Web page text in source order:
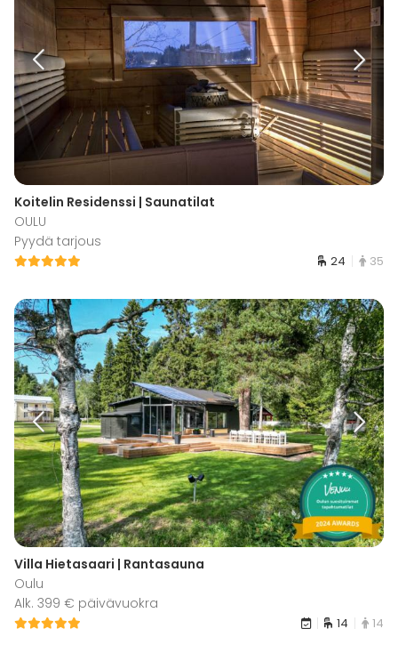
Koitelin Residenssi | Saunatilat
OULU
Pyydä tarjous
24 35
Villa Hietasaari | Rantasauna
Oulu
Alk. 399 € päivävuokra
14 14